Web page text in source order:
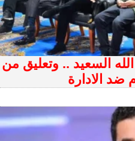
السعيد .. وتعليق من
ضد الادارة